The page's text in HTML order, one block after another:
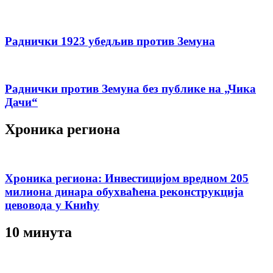
Раднички 1923 убедљив против Земуна
Раднички против Земуна без публике на „Чика
Дачи“
Хроника региона
Хроника региона: Инвестицијом вредном 205
милиона динара обухваћена реконструкција
цевовода у Книћу
10 минута